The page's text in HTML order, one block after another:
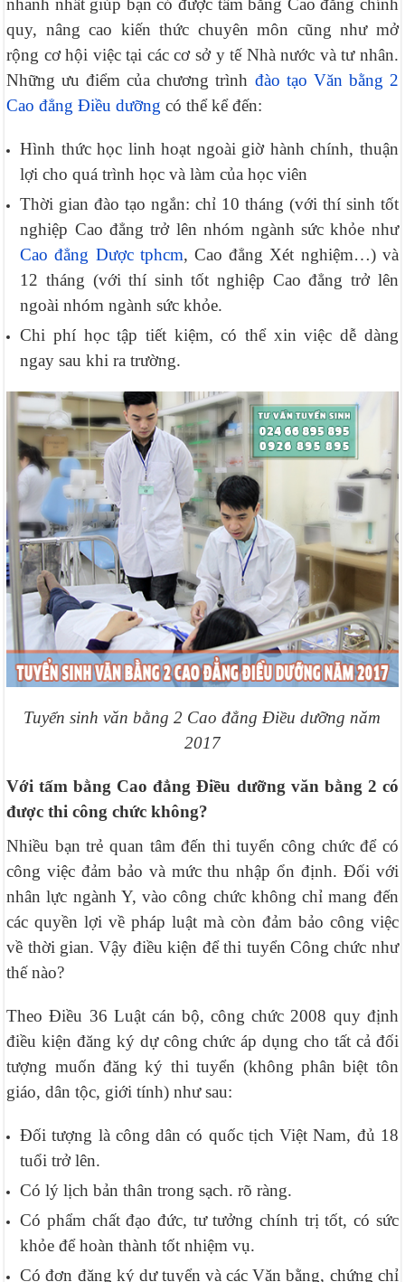
nhanh nhất giúp bạn có được tấm bằng Cao đẳng chính
quy, nâng cao kiến thức chuyên môn cũng như mở
rộng cơ hội việc tại các cơ sở y tế Nhà nước và tư nhân.
Những ưu điểm của chương trình đào tạo Văn bằng 2
Cao đẳng Điều dưỡng có thể kể đến:
Hình thức học linh hoạt ngoài giờ hành chính, thuận
lợi cho quá trình học và làm của học viên
Thời gian đào tạo ngắn: chỉ 10 tháng (với thí sinh tốt
nghiệp Cao đẳng trở lên nhóm ngành sức khỏe như
Cao đẳng Dược tphcm, Cao đẳng Xét nghiệm…) và
12 tháng (với thí sinh tốt nghiệp Cao đẳng trở lên
ngoài nhóm ngành sức khỏe.
Chi phí học tập tiết kiệm, có thể xin việc dễ dàng
ngay sau khi ra trường.
Tuyển sinh văn bằng 2 Cao đẳng Điều dưỡng năm
2017
Với tấm bằng Cao đẳng Điều dưỡng văn bằng 2 có
được thi công chức không?
Nhiều bạn trẻ quan tâm đến thi tuyển công chức để có
công việc đảm bảo và mức thu nhập ổn định. Đối với
nhân lực ngành Y, vào công chức không chỉ mang đến
các quyền lợi về pháp luật mà còn đảm bảo công việc
về thời gian. Vậy điều kiện để thi tuyển Công chức như
thế nào?
Theo Điều 36 Luật cán bộ, công chức 2008 quy định
điều kiện đăng ký dự công chức áp dụng cho tất cả đối
tượng muốn đăng ký thi tuyển (không phân biệt tôn
giáo, dân tộc, giới tính) như sau:
Đối tượng là công dân có quốc tịch Việt Nam, đủ 18
tuổi trở lên.
Có lý lịch bản thân trong sạch. rõ ràng.
Có phẩm chất đạo đức, tư tưởng chính trị tốt, có sức
khỏe để hoàn thành tốt nhiệm vụ.
Có đơn đăng ký dự tuyển và các Văn bằng, chứng chỉ